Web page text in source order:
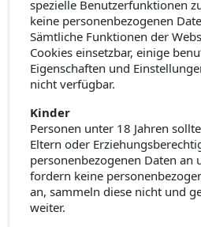
spezielle Benutzerfunktionen
keine personenbezogenen
Sämtliche Funktionen der
Cookies einsetzbar, einige
Eigenschaften und
nicht verfügbar.
Kinder
Personen unter 18 Jahren
Eltern oder
personenbezogenen Daten an
fordern keine
an, sammeln diese nicht und
weiter.